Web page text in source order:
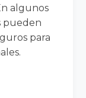
algunos
pueden
para